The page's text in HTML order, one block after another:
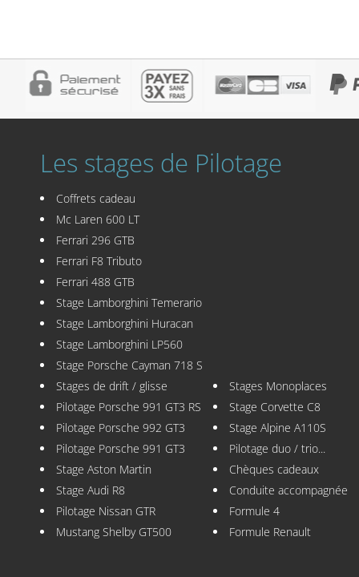
Les stages de Pilotage
Coffrets cadeau
Mc Laren 600 LT
Ferrari 296 GTB
Ferrari F8 Tributo
Ferrari 488 GTB
Stage Lamborghini Temerario
Stage Lamborghini Huracan
Stage Lamborghini LP560
Stage Porsche Cayman 718 S
Stages de drift / glisse
Pilotage Porsche 991 GT3 RS
Pilotage Porsche 992 GT3
Pilotage Porsche 991 GT3
Stage Aston Martin
Stage Audi R8
Pilotage Nissan GTR
Mustang Shelby GT500
Stages Monoplaces
Stage Corvette C8
Stage Alpine A110S
Pilotage duo / trio...
Chèques cadeaux
Conduite accompagnée
Formule 4
Formule Renault